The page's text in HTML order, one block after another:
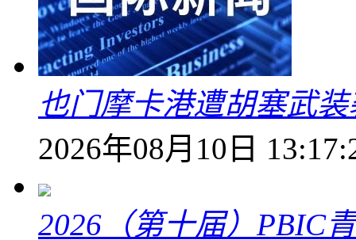
也门摩卡港遭胡塞武
2026年08月10日
2026（第十届）PBIC